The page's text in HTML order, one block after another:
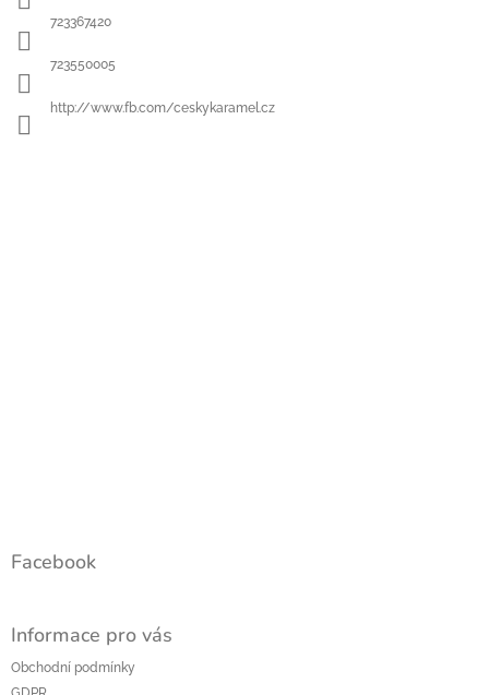
723367420
723550005
http://www.fb.com/ceskykaramel.cz
Facebook
Informace pro vás
Obchodní podmínky